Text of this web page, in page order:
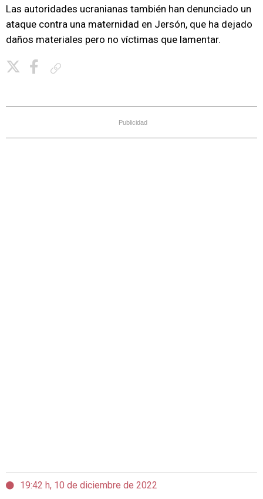
Las autoridades ucranianas también han denunciado un
ataque contra una maternidad en Jersón, que ha dejado
daños materiales pero no víctimas que lamentar.
Publicidad
19:42 h, 10 de diciembre de 2022